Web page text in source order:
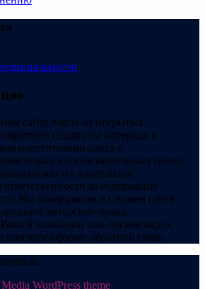
сайте взяты из открытых
ссылку на материал в
посетителями сайта и
в ознакомительных целях.
их владельцам.
за содержание
Вы обнаружили на нашем сайте
авторские права,
компании или организации,
нам через форму обратной связи.
WordPress theme